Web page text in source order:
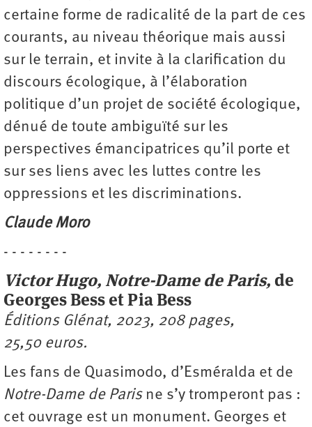
certaine forme de radicalité de la part de ces
courants, au niveau théorique mais aussi
sur le terrain, et invite à la clarification du
discours écologique, à l’élaboration
politique d’un projet de société écologique,
dénué de toute ambiguïté sur les
perspectives émancipatrices qu’il porte et
sur ses liens avec les luttes contre les
oppressions et les discriminations.
Claude Moro
- - - - - - - -
Victor Hugo, Notre-Dame de Paris,de
Georges Bess et Pia Bess
Éditions Glénat, 2023, 208 pages,
25,50 euros.
Les fans de Quasimodo, d’Esméralda et de
Notre-Dame de Parisne s’y tromperont pas :
cet ouvrage est un monument. Georges et